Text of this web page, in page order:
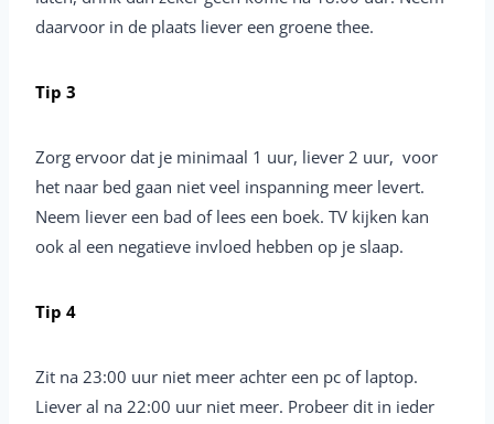
daarvoor in de plaats liever een groene thee.
Tip 3
Zorg ervoor dat je minimaal 1 uur, liever 2 uur, voor
het naar bed gaan niet veel inspanning meer levert.
Neem liever een bad of lees een boek. TV kijken kan
ook al een negatieve invloed hebben op je slaap.
Tip 4
Zit na 23:00 uur niet meer achter een pc of laptop.
Liever al na 22:00 uur niet meer. Probeer dit in ieder